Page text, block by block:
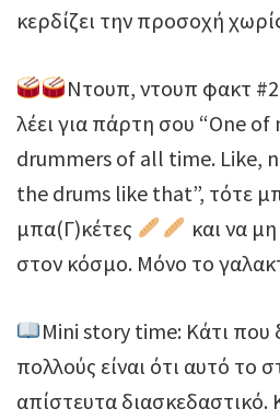
κερδίζει την προσοχή
Ντουπ, ντουπ φακτ
λέει για πάρτη σου “Οne
drummers of all time. Like,
the drums like that”, τότε
μπα(Γ)κέτες
και να
στον κόσμο. Μόνο το
Mini story time: Κάτι που
πολλούς είναι ότι αυτό το
απίστευτα διασκεδαστικό.